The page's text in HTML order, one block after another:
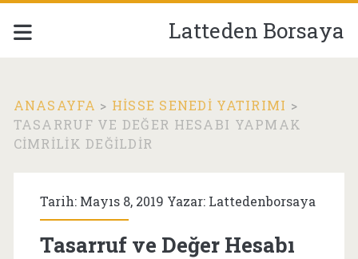
Latteden Borsaya
ANASAYFA > HISSE SENEDI YATIRIMI >
TASARRUF VE DEĞER HESABI YAPMAK
CIMRILIK DEĞILDIR
Tarih: Mayıs 8, 2019 Yazar: Lattedenborsaya
Tasarruf ve Değer Hesabı